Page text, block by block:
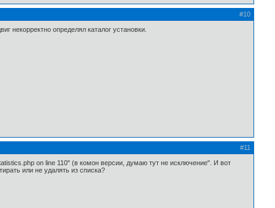
#10
некорректно определял каталог установки.
#11
on line 110" (в комон версии, думаю тут не исключение". И вот
или не удалять из списка?